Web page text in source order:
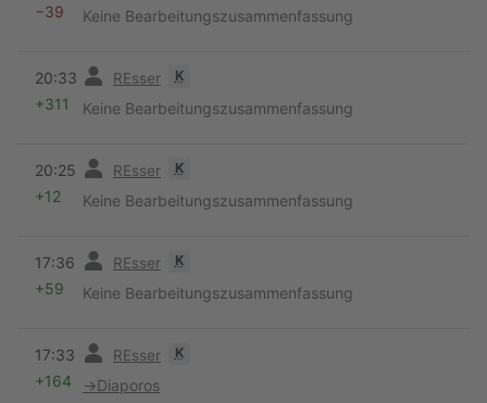
−39 Keine Bearbeitungszusammenfassung
20:33 REsser K
+311 Keine Bearbeitungszusammenfassung
20:25 REsser K
+12 Keine Bearbeitungszusammenfassung
17:36 REsser K
+59 Keine Bearbeitungszusammenfassung
17:33 REsser K
+164 →Diaporos